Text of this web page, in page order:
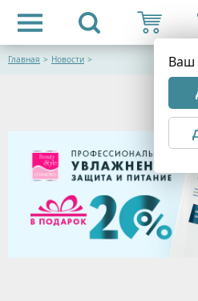
Ваш
Главная > Новости >